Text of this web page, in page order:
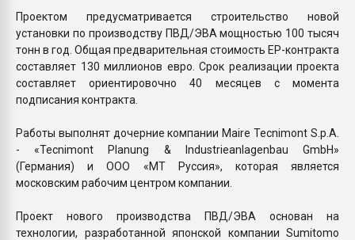
Проектом предусматривается строительство новой
установки по производству ПВД/ЭВА мощностью 100 тысяч
тонн в год. Общая предварительная стоимость EP-контракта
составляет 130 миллионов евро. Срок реализации проекта
составляет ориентировочно 40 месяцев с момента
подписания контракта.
Работы выполнят дочерние компании Maire Tecnimont S.p.A.
- «Tecnimont Planung & Industrieanlagenbau GmbH»
(Германия) и ООО «MT Руссия», которая является
московским рабочим центром компании.
Проект нового производства ПВД/ЭВА основан на
технологии, разработанной японской компании Sumitomo